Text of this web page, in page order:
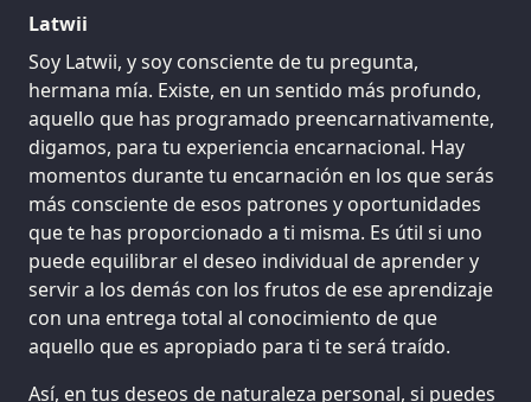
Latwii
Soy Latwii, y soy consciente de tu pregunta,
hermana mía. Existe, en un sentido más profundo,
aquello que has programado preencarnativamente,
digamos, para tu experiencia encarnacional. Hay
momentos durante tu encarnación en los que serás
más consciente de esos patrones y oportunidades
que te has proporcionado a ti misma. Es útil si uno
puede equilibrar el deseo individual de aprender y
servir a los demás con los frutos de ese aprendizaje
con una entrega total al conocimiento de que
aquello que es apropiado para ti te será traído.
Así, en tus deseos de naturaleza personal, si puedes